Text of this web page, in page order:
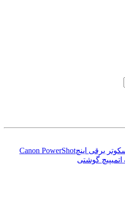
برقی اینچCanon PowerShot
پیچ گوشتی